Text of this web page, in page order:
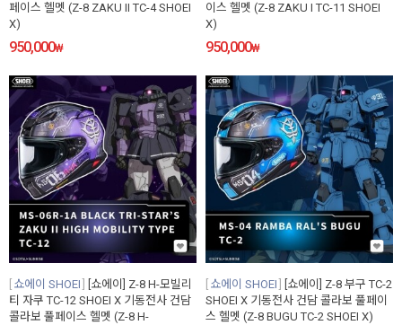
페이스 헬멧 (Z-8 ZAKU II TC-4 SHOEI
X)
950,000₩
이스 헬멧 (Z-8 ZAKU I TC-11 SHOEI
X)
950,000₩
쇼에이 SHOEI
[쇼에이] Z-8 H-모빌리
티 자쿠 TC-12 SHOEI X 기동전사 건담
콜라보 풀페이스 헬멧 (Z-8 H-
쇼에이 SHOEI
[쇼에이] Z-8 부구 TC-2
SHOEI X 기동전사 건담 콜라보 풀페이
스 헬멧 (Z-8 BUGU TC-2 SHOEI X)